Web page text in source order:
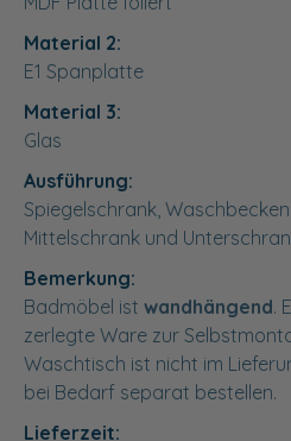
Material 2:
E1 Spanplatte
Material 3:
Glas
Ausführung:
Spiegelschrank,
Mittelschrank und
Bemerkung:
Badmöbel ist wandhängend.
zerlegte Ware zur
Waschtisch ist nicht im
bei Bedarf separat bestellen.
Lieferzeit: